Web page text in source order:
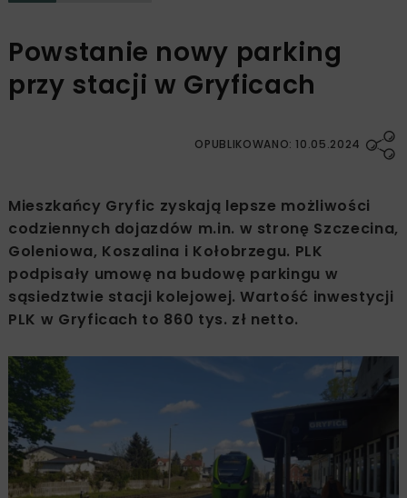
Powstanie nowy parking
przy stacji w Gryficach
OPUBLIKOWANO: 10.05.2024
Mieszkańcy Gryfic zyskają lepsze możliwości
codziennych dojazdów m.in. w stronę Szczecina,
Goleniowa, Koszalina i Kołobrzegu. PLK
podpisały umowę na budowę parkingu w
sąsiedztwie stacji kolejowej. Wartość inwestycji
PLK w Gryficach to 860 tys. zł netto.